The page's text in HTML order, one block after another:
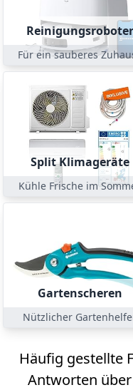
Reinigungsroboter
Für ein sauberes
Split Klimageräte
Kühle Frische im
Gartenscheren
Nützlicher
Häufig gestellte
Antworten